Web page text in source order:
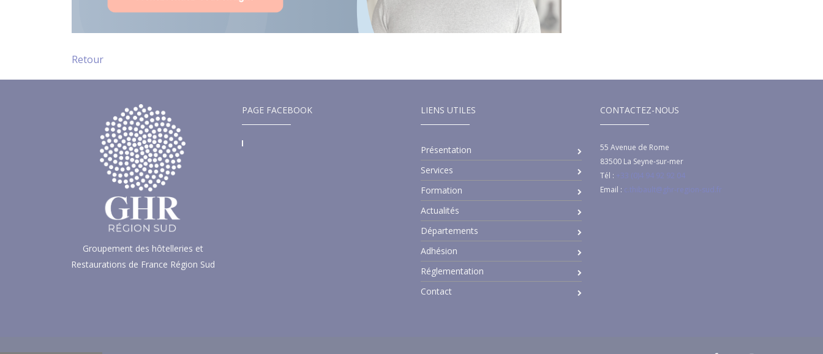
Retour
Groupement des hôtelleries et
Restaurations de France Région Sud
PAGE FACEBOOK LIENS UTILES
Présentation
Services
Formation
Actualités
Départements
Adhésion
Réglementation
Contact
CONTACTEZ-NOUS
55 Avenue de Rome
83500 La Seyne-sur-mer
Tél : +33 (0)4 94 92 92 04
Email : c.thibault@ghr-region-sud.fr